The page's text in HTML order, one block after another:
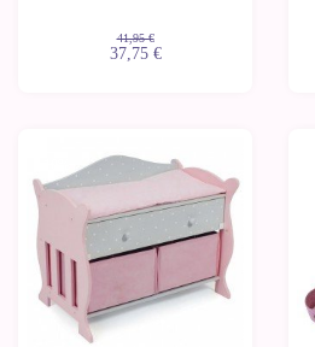
41,95 €
37,75 €